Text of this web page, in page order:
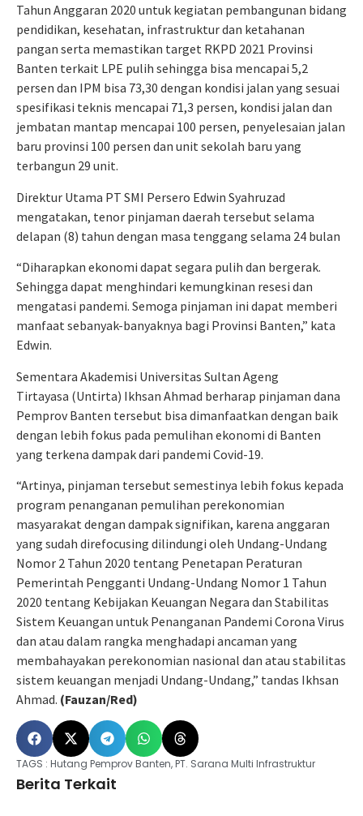
Tahun Anggaran 2020 untuk kegiatan pembangunan bidang
pendidikan, kesehatan, infrastruktur dan ketahanan
pangan serta memastikan target RKPD 2021 Provinsi
Banten terkait LPE pulih sehingga bisa mencapai 5,2
persen dan IPM bisa 73,30 dengan kondisi jalan yang sesuai
spesifikasi teknis mencapai 71,3 persen, kondisi jalan dan
jembatan mantap mencapai 100 persen, penyelesaian jalan
baru provinsi 100 persen dan unit sekolah baru yang
terbangun 29 unit.
Direktur Utama PT SMI Persero Edwin Syahruzad
mengatakan, tenor pinjaman daerah tersebut selama
delapan (8) tahun dengan masa tenggang selama 24 bulan
“Diharapkan ekonomi dapat segara pulih dan bergerak.
Sehingga dapat menghindari kemungkinan resesi dan
mengatasi pandemi. Semoga pinjaman ini dapat memberi
manfaat sebanyak-banyaknya bagi Provinsi Banten,” kata
Edwin.
Sementara Akademisi Universitas Sultan Ageng
Tirtayasa (Untirta) Ikhsan Ahmad berharap pinjaman dana
Pemprov Banten tersebut bisa dimanfaatkan dengan baik
dengan lebih fokus pada pemulihan ekonomi di Banten
yang terkena dampak dari pandemi Covid-19.
“Artinya, pinjaman tersebut semestinya lebih fokus kepada
program penanganan pemulihan perekonomian
masyarakat dengan dampak signifikan, karena anggaran
yang sudah direfocusing dilindungi oleh Undang-Undang
Nomor 2 Tahun 2020 tentang Penetapan Peraturan
Pemerintah Pengganti Undang-Undang Nomor 1 Tahun
2020 tentang Kebijakan Keuangan Negara dan Stabilitas
Sistem Keuangan untuk Penanganan Pandemi Corona Virus
dan atau dalam rangka menghadapi ancaman yang
membahayakan perekonomian nasional dan atau stabilitas
sistem keuangan menjadi Undang-Undang,” tandas Ikhsan
Ahmad. (Fauzan/Red)
TAGS : Hutang Pemprov Banten,PT. Sarana Multi Infrastruktur
Berita Terkait